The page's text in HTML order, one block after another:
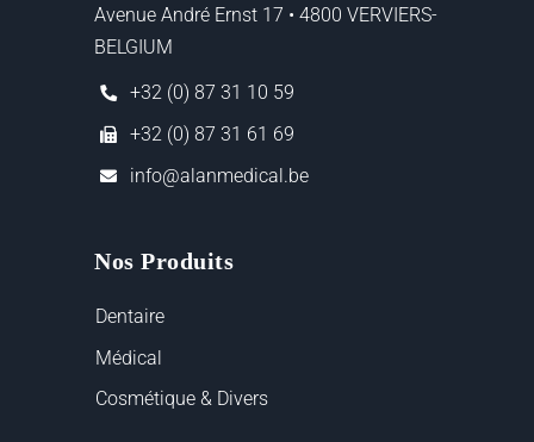
Avenue André Ernst 17 • 4800 VERVIERS-
BELGIUM
+32 (0) 87 31 10 59
+32 (0) 87 31 61 69
info@alanmedical.be
Nos Produits
Dentaire
Médical
Cosmétique & Divers